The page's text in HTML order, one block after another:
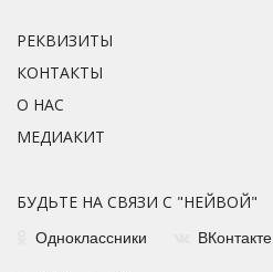
РЕКВИЗИТЫ
КОНТАКТЫ
О НАС
МЕДИАКИТ
БУДЬТЕ НА СВЯЗИ С "НЕЙВОЙ"
Одноклассники ВКонтакте